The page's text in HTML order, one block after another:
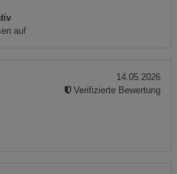
auf
14.05.2026
Verifizierte Bewertung